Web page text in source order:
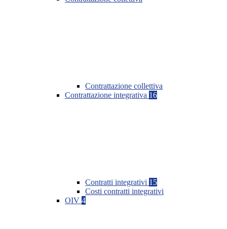
Contrattazione collettiva
Contrattazione integrativa 16
Contratti integrativi 15
Costi contratti integrativi
OIV 4